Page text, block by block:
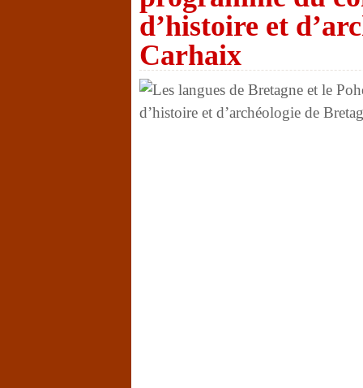
d’histoire et
Carhaix